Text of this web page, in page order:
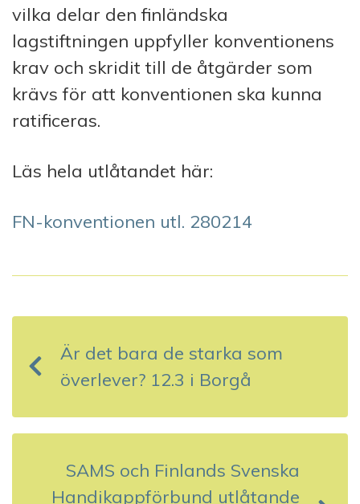
vilka delar den finländska
lagstiftningen uppfyller konventionens
krav och skridit till de åtgärder som
krävs för att konventionen ska kunna
ratificeras.
Läs hela utlåtandet här:
FN-konventionen utl. 280214
n
g
Är det bara de starka som
överlever? 12.3 i Borgå
SAMS och Finlands Svenska
Handikappförbund utlåtande